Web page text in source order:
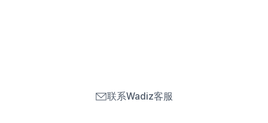
联系Wadiz客服